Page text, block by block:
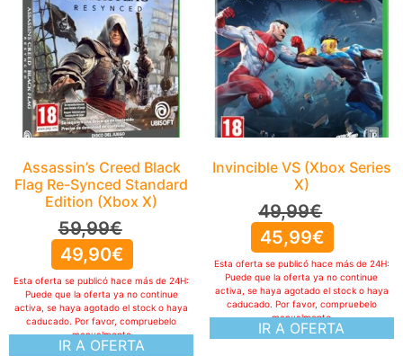
Assassin’s Creed Black
Flag Re-Synced Standard
Edition (Xbox X)
59,99€
49,90€
IR A OFERTA
Esta oferta se publicó hace más de 24H:
Puede que la oferta ya no continue
activa, se haya agotado el stock o haya
caducado. Por favor, compruebelo
manualmente
Invincible VS (Xbox Series
X)
49,99€
45,99€
IR A OFERTA
Esta oferta se publicó hace más de 24H:
Puede que la oferta ya no continue
activa, se haya agotado el stock o haya
caducado. Por favor, compruebelo
manualmente